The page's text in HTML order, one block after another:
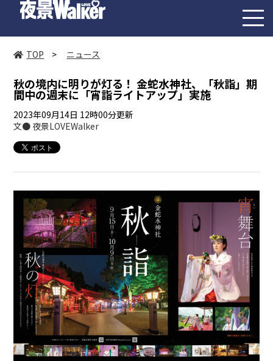
TOP > ニュース
秋の境内に明りが灯る！ 金蛇水神社、「秋詣」期
間中の週末に「宵詣ライトアップ」実施
2023年09月14日 12時00分更新
文● 夜景LOVEWalker